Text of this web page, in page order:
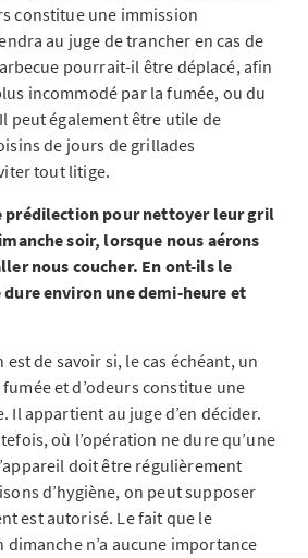
constitue une immission
au juge de trancher en cas de
pourrait-il être déplacé, afin
incommodé par la fumée, ou du
peut également être utile de
de jours de grillades
tout litige.
prédilection pour nettoyer leur gril
soir, lorsque nous aérons
nous coucher. En ont-ils le
environ une demi-heure et
est de savoir si, le cas échéant, un
et d’odeurs constitue une
Il appartient au juge d’en décider.
où l’opération ne dure qu’une
doit être régulièrement
d’hygiène, on peut supposer
est autorisé. Le fait que le
dimanche n’a aucune importance